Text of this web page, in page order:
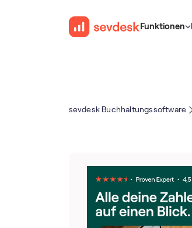
Funktionen
sevdesk Buch­haltungs­software